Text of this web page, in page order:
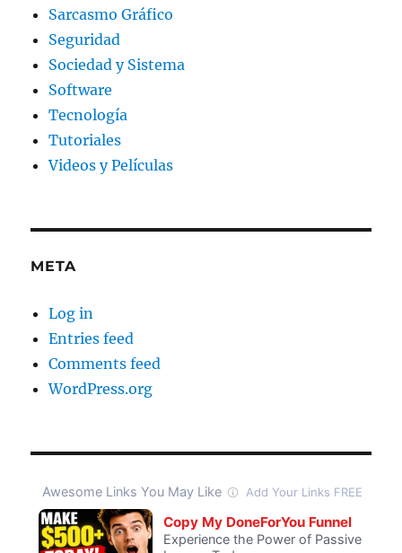
Sarcasmo Gráfico
Seguridad
Sociedad y Sistema
Software
Tecnología
Tutoriales
Videos y Películas
META
Log in
Entries feed
Comments feed
WordPress.org